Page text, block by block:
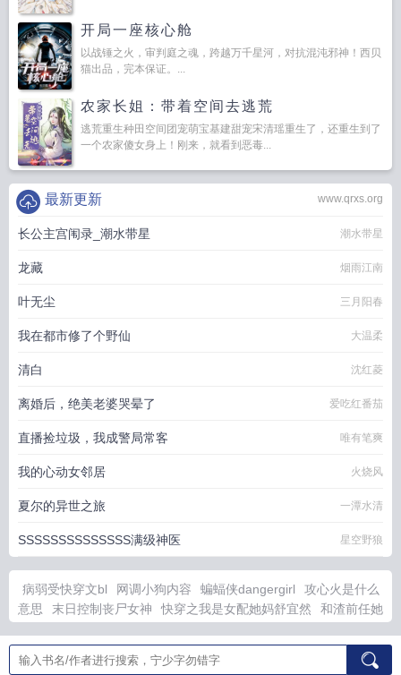
开局一座核心舱
以战锤之火，审判庭之魂，跨越万千星河，对抗混沌邪神！西贝
猫出品，完本保证。...
农家长姐：带着空间去逃荒
逃荒重生种田空间团宠萌宝基建甜宠宋清瑶重生了，还重生到了
一个农家傻女身上！刚来，就看到恶毒...
www.qrxs.org
最新更新
长公主宫闱录_潮水带星 潮水带星
龙藏 烟雨江南
叶无尘 三月阳春
我在都市修了个野仙 大温柔
清白 沈红菱
离婚后，绝美老婆哭晕了 爱吃红番茄
直播捡垃圾，我成警局常客 唯有笔爽
我的心动女邻居 火烧风
夏尔的异世之旅 一潭水清
SSSSSSSSSSSSSS满级神医 星空野狼
病弱受快穿文bl 网调小狗内容 蝙蝠侠dangergirl
攻心火是什么
意思
末日控制丧尸女神 快穿之我是女配她妈舒宜然
和渣前任她
邪尊笔趣阁无弹窗
攻心联武侯祠原文
剑道邪尊无删减免费阅读
全文
谢婉莹免费阅读 母畜改造重生全文阅读 打动你的句子有哪